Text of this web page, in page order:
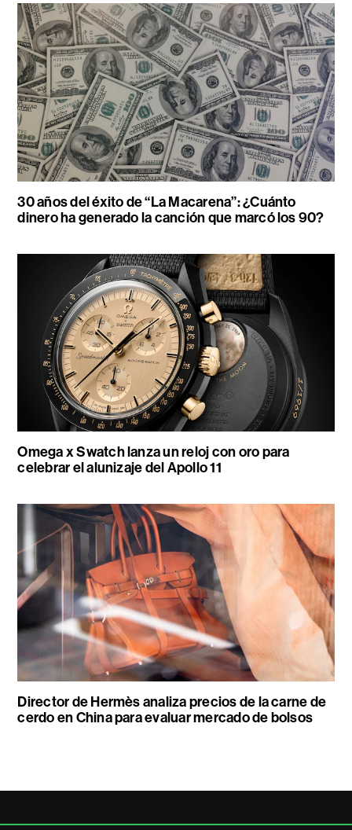
30 años del éxito de “La Macarena”: ¿Cuánto
dinero ha generado la canción que marcó los 90?
Omega x Swatch lanza un reloj con oro para
celebrar el alunizaje del Apollo 11
Director de Hermès analiza precios de la carne de
cerdo en China para evaluar mercado de bolsos